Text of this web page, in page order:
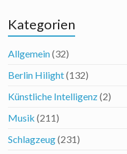
Kategorien
Allgemein(32)
Berlin Hilight(132)
Künstliche Intelligenz(2)
Musik (211)
Schlagzeug(231)